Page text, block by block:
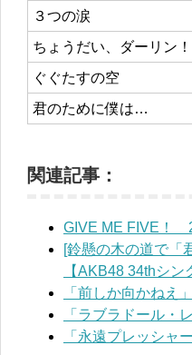
３つの涙
ちょうだい、ダーリン！
ぐぐたすの空
君のために僕は…
関連記事：
GIVE ME FIVE！
[鈴懸の木の道で「
【AKB48 34thシン
「前しか向かねえ
「ラブラドール・
「永遠プレッシャ